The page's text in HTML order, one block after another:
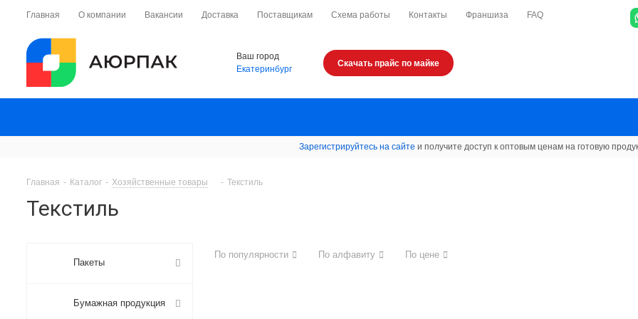
Главная О компании Вакансии Доставка Поставщикам Схема работы Контакты Франшиза FAQ
Ваш город
Екатеринбург
Скачать прайс по майке
Зарегистрируйтесь на сайте и получите доступ к оптовым ценам на готовую
Главная - Каталог - Хозяйственные товары - Текстиль
Текстиль
По популярности По алфавиту По цене
Пакеты
Бумажная продукция